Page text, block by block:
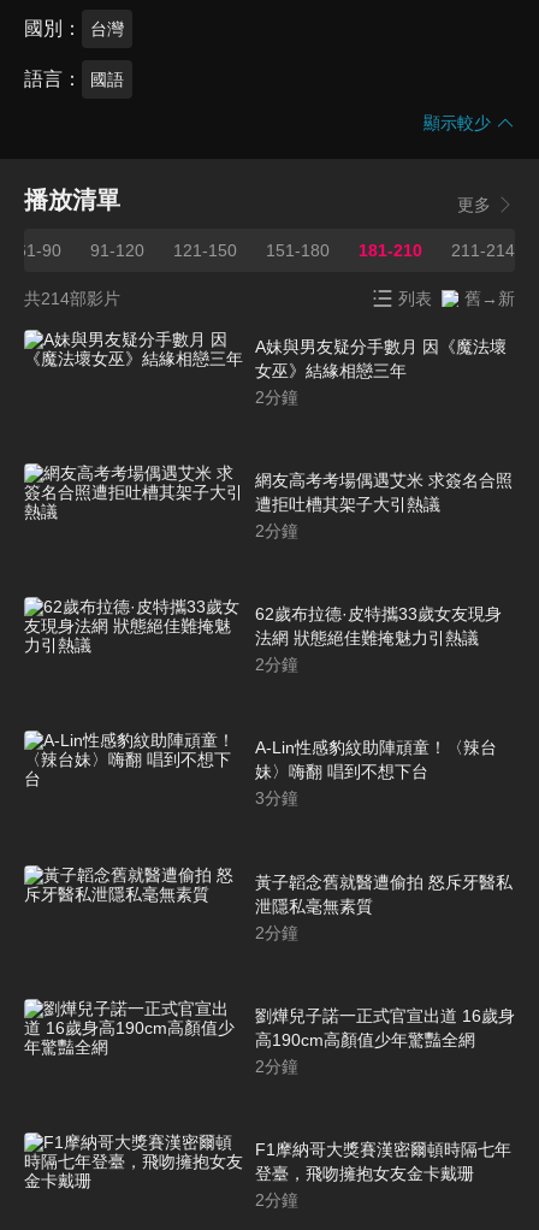
國別 台灣
語言 國語
顯示較少
播放清單 更多
61-90 91-120 121-150 151-180 181-210 211-214
共214部影片 列表 舊→新
A妹與男友疑分手數月 因《魔法壞
女巫》結緣相戀三年
2分鐘
網友高考考場偶遇艾米 求簽名合照
遭拒吐槽其架子大引熱議
2分鐘
62歲布拉德·皮特攜33歲女友現身
法網 狀態絕佳難掩魅力引熱議
2分鐘
A-Lin性感豹紋助陣頑童！〈辣台
妹〉嗨翻 唱到不想下台
3分鐘
黃子韜念舊就醫遭偷拍 怒斥牙醫私
泄隱私毫無素質
2分鐘
劉燁兒子諾一正式官宣出道 16歲身
高190cm高顏值少年驚豔全網
2分鐘
F1摩納哥大獎賽漢密爾頓時隔七年
登臺，飛吻擁抱女友金卡戴珊
2分鐘